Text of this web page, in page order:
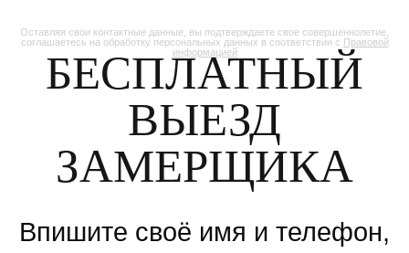
Оставляя свои контактные данные, вы подтверждаете свое совершеннолетие,
соглашаетесь на обработку персональных данных в соответствии с Правовой
информацией
БЕСПЛАТНЫЙ
ВЫЕЗД
ЗАМЕРЩИКА
Впишите своё имя и телефон,